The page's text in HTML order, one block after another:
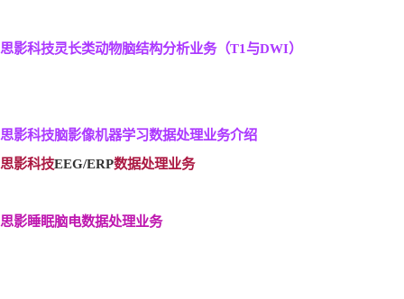
思影科技灵长类动物脑结构分析业务（T1与DWI）
思影科技脑影像机器学习数据处理业务介绍
思影科技EEG/ERP数据处理业务
思影睡眠脑电数据处理业务